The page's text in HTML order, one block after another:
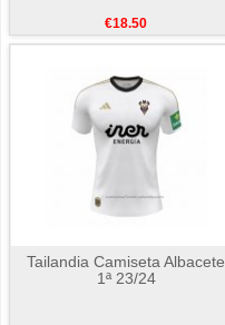
€18.50
Tailandia Camiseta Albacete
1ª 23/24